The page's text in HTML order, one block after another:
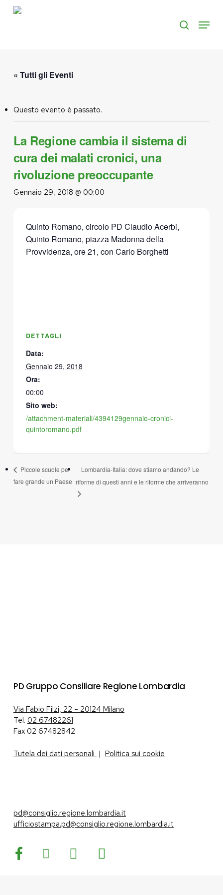
Skip
search
Menu
« Tutti gli Eventi
Questo evento è passato.
La Regione cambia il sistema di
cura dei malati cronici, una
rivoluzione preoccupante
Gennaio 29, 2018 @ 00:00
Quinto Romano, circolo PD Claudio Acerbi,
Quinto Romano, piazza Madonna della
Provvidenza, ore 21, con Carlo Borghetti
DETTAGLI
Data:
Gennaio 29, 2018
Ora:
00:00
Sito web:
/attachment-materiali/4394129gennaio-cronici-
quintoromano.pdf
Piccole scuole per
fare grande un Paese
Lombardia-Italia: dove stiamo andando? Le
riforme di questi anni e le riforme che arriveranno
PD Gruppo Consiliare Regione Lombardia
Via Fabio Filzi, 22 – 20124 Milano
Tel. 02 67482261
Fax 02 67482842
Tutela dei dati personali | Politica sui cookie
pd@consiglio.regione.lombardia.it
ufficiostampa.pd@consiglio.regione.lombardia.it